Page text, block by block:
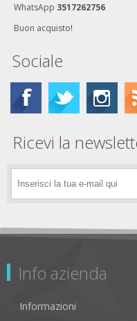
WhatsApp 3517262756
Buon acquisto!
Sociale
Ricevi la
Info azienda
Informazioni